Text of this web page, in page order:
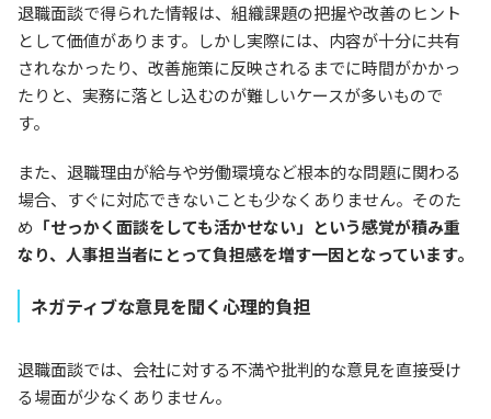
退職面談で得られた情報は、組織課題の把握や改善のヒント
として価値があります。しかし実際には、内容が十分に共有
されなかったり、改善施策に反映されるまでに時間がかかっ
たりと、実務に落とし込むのが難しいケースが多いもので
す。
また、退職理由が給与や労働環境など根本的な問題に関わる
場合、すぐに対応できないことも少なくありません。そのた
め 「せっかく面談をしても活かせない」という感覚が積み重
なり、人事担当者にとって負担感を増す一因となっています。
ネガティブな意見を聞く心理的負担
退職面談では、会社に対する不満や批判的な意見を直接受け
る場面が少なくありません。